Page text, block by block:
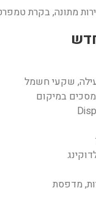
מתונה, בקרת
שקעי חשמל
במיקום